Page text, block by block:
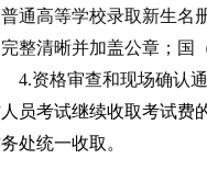
普通高等学校录取新生
整清晰并加盖公章；国
4.资格审查和现场确认
员考试继续收取考试费
处统一收取。